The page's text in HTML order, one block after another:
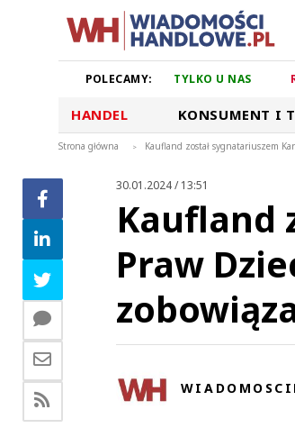
POLECAMY: TYLKO U NAS
HANDEL KONSUMENT I
Strona główna > Kaufland został sygnatariuszem
30.01.2024 / 13:51
Kaufland
Praw